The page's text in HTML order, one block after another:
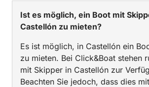
Ist es möglich, ein Boot mit
Castellón zu mieten?
Es ist möglich, in Castellón ein
zu mieten. Bei Click&Boat stehen
mit Skipper in Castellón zur
Beachten Sie jedoch, dass dies